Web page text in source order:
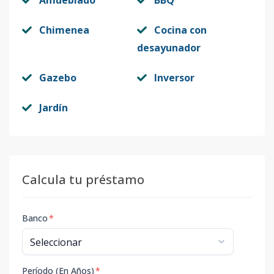
Chimenea
Cocina con
desayunador
Gazebo Inversor
Jardín
Calcula tu préstamo
Banco*
Período (En Años)*